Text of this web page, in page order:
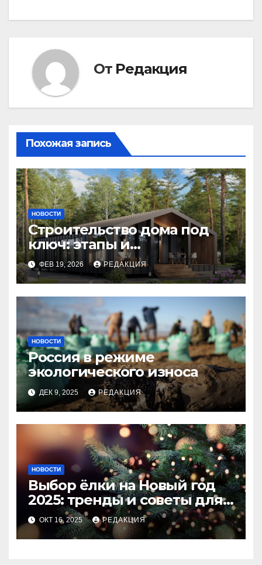
От Редакция
Похожая запись
НОВОСТИ
Строительство дома под
ключ: этапы и
планирование бюджета
ФЕВ 19, 2026 РЕДАКЦИЯ
НОВОСТИ
Россия в режиме
экологического износа
ДЕК 9, 2025 РЕДАКЦИЯ
НОВОСТИ
Выбор ёлки на Новый год
2025: тренды и советы для
идеального праздника
ОКТ 16, 2025 РЕДАКЦИЯ